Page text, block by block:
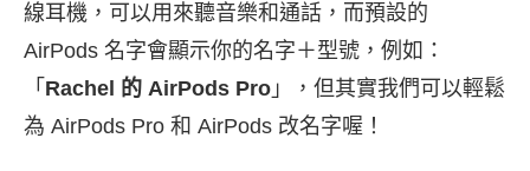
線耳機，可以用來聽音樂和通話，而預設的
AirPods 名字會顯示你的名字＋型號，例如：
「 Rachel 的 AirPods Pro 」，但其實我們可以輕鬆
為 AirPods Pro 和 AirPods 改名字喔！